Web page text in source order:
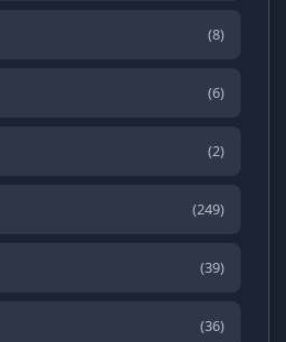
(8)
(6)
(2)
(249)
(39)
(36)